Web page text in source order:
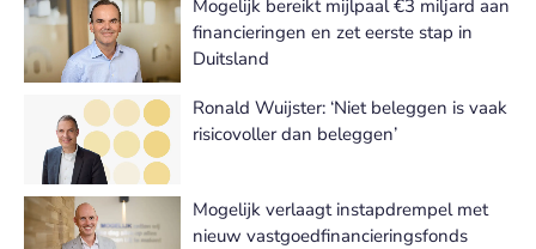
Mogelijk bereikt mijlpaal €3 miljard aan
financieringen en zet eerste stap in
Duitsland
Ronald Wuijster: ‘Niet beleggen is vaak
risicovoller dan beleggen’
Mogelijk verlaagt instapdrempel met
nieuw vastgoedfinancieringsfonds